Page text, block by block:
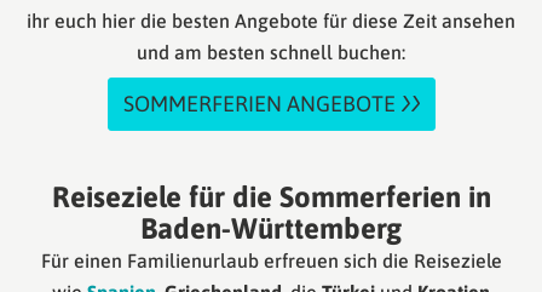
ihr euch hier die besten Angebote für diese Zeit ansehen
und am besten schnell buchen:
SOMMERFERIEN ANGEBOTE
Reiseziele für die Sommerferien in
Baden-Württemberg
Für einen Familienurlaub erfreuen sich die Reiseziele